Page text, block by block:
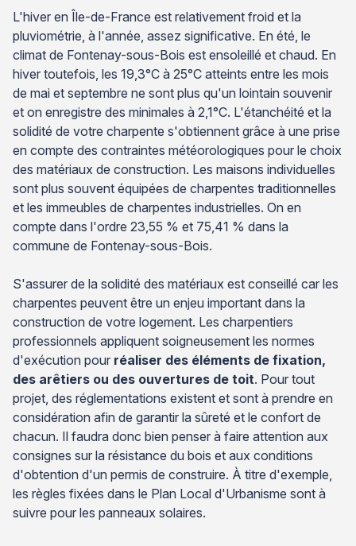
L'hiver en Île-de-France est relativement froid et la
pluviométrie, à l'année, assez significative. En été, le
climat de Fontenay-sous-Bois est ensoleillé et chaud. En
hiver toutefois, les 19,3°C à 25°C atteints entre les mois
de mai et septembre ne sont plus qu'un lointain souvenir
et on enregistre des minimales à 2,1°C. L'étanchéité et la
solidité de votre charpente s'obtiennent grâce à une prise
en compte des contraintes météorologiques pour le choix
des matériaux de construction. Les maisons individuelles
sont plus souvent équipées de charpentes traditionnelles
et les immeubles de charpentes industrielles. On en
compte dans l'ordre 23,55 % et 75,41 % dans la
commune de Fontenay-sous-Bois.
S'assurer de la solidité des matériaux est conseillé car les
charpentes peuvent être un enjeu important dans la
construction de votre logement. Les charpentiers
professionnels appliquent soigneusement les normes
d'exécution pour réaliser des éléments de fixation,
des arêtiers ou des ouvertures de toit. Pour tout
projet, des réglementations existent et sont à prendre en
considération afin de garantir la sûreté et le confort de
chacun. Il faudra donc bien penser à faire attention aux
consignes sur la résistance du bois et aux conditions
d'obtention d'un permis de construire. À titre d'exemple,
les règles fixées dans le Plan Local d'Urbanisme sont à
suivre pour les panneaux solaires.